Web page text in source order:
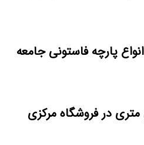
پارچه فاستونی جامعه
در فروشگاه مرکزی